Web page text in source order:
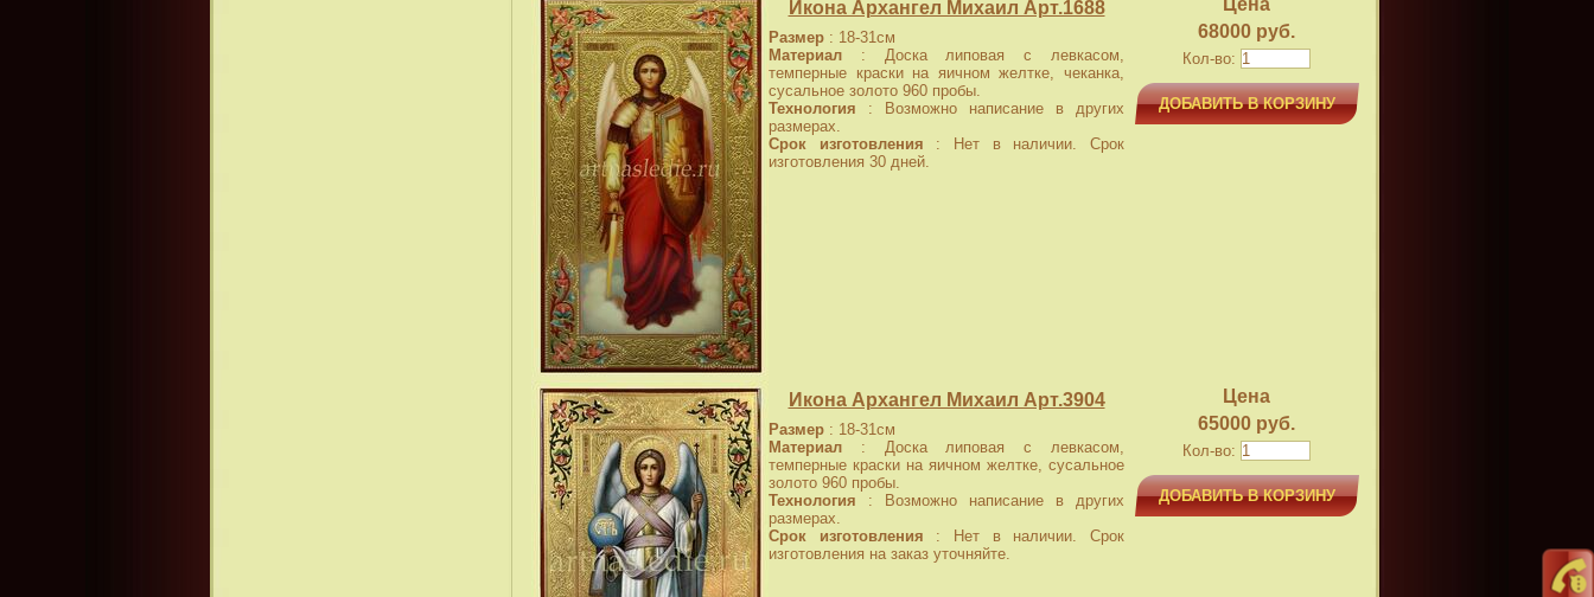
Икона Архангел Михаил Арт.1688
Размер : 18-31см
Материал : Доска липовая с левкасом,
темперные краски на яичном желтке, чеканка,
сусальное золото 960 пробы.
Технология : Возможно написание в других
размерах.
Срок изготовления : Нет в наличии. Срок
изготовления 30 дней.
Цена
68000 руб.
Кол-во:
ДОБАВИТЬ В КОРЗИНУ
Икона Архангел Михаил Арт.3904
Размер : 18-31см
Материал : Доска липовая с левкасом,
темперные краски на яичном желтке, сусальное
золото 960 пробы.
Технология : Возможно написание в других
размерах.
Срок изготовления : Нет в наличии. Срок
изготовления на заказ уточняйте.
Цена
65000 руб.
Кол-во:
ДОБАВИТЬ В КОРЗИНУ